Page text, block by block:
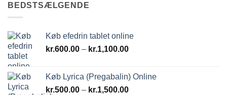
BEDSTSÆLGENDE
Køb efedrin tablet online
kr.600.00 – kr.1,100.00Prisinterval:
kr.1,100.00
Køb Lyrica (Pregabalin) Online
kr.500.00 – kr.1,500.00Prisinterval: